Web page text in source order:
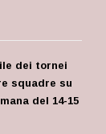
dei tornei
squadre su
del 14-15